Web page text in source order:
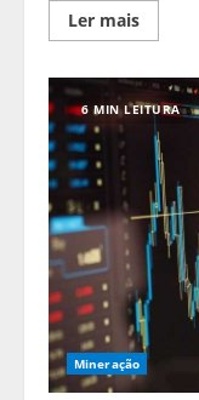
Ler maisRead
more
de
para
Rígs
de
6 MIN LEITURA
Mineração